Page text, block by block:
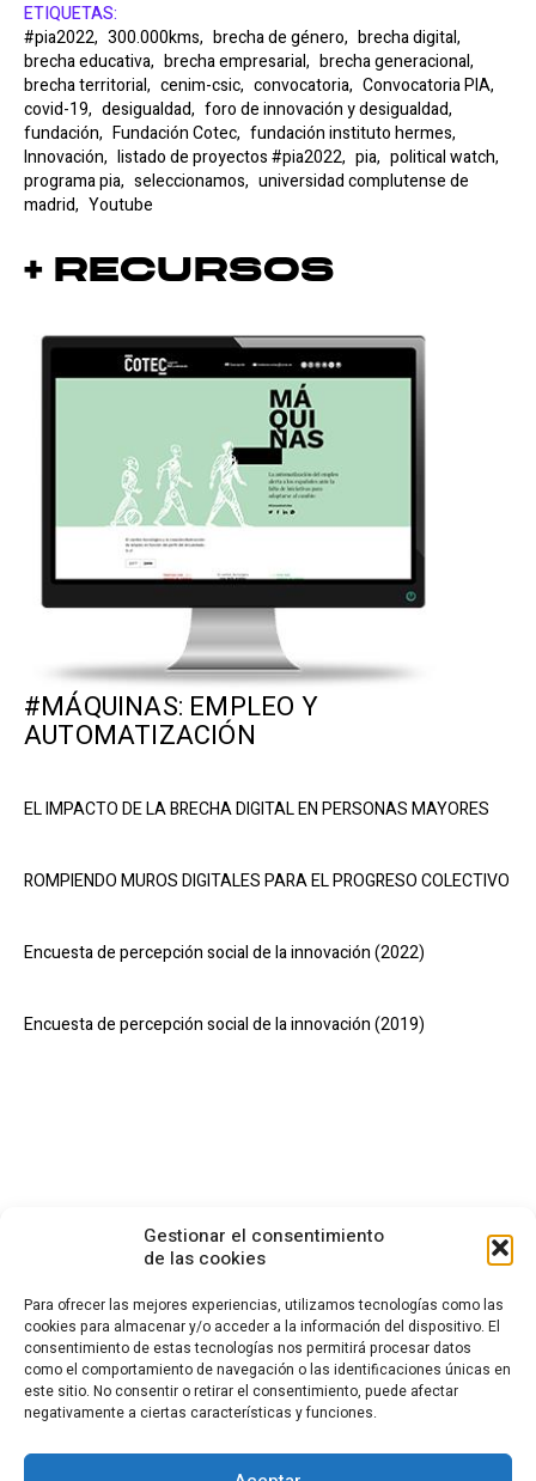
Gestionar el consentimiento
de las cookies
Para ofrecer las mejores experiencias, utilizamos tecnologías como las
cookies para almacenar y/o acceder a la información del dispositivo. El
consentimiento de estas tecnologías nos permitirá procesar datos
como el comportamiento de navegación o las identificaciones únicas en
este sitio. No consentir o retirar el consentimiento, puede afectar
negativamente a ciertas características y funciones.
ETIQUETAS:
#pia2022, 300.000kms, brecha de género, brecha digital,
brecha educativa, brecha empresarial, brecha generacional,
brecha territorial, cenim-csic, convocatoria, Convocatoria PIA,
covid-19, desigualdad, foro de innovación y desigualdad,
fundación, Fundación Cotec, fundación instituto hermes,
Innovación, listado de proyectos #pia2022, pia, political watch,
programa pia, seleccionamos, universidad complutense de
madrid, Youtube
+ Recursos
#MÁQUINAS: EMPLEO Y
AUTOMATIZACIÓN
EL IMPACTO DE LA BRECHA DIGITAL EN PERSONAS MAYORES
ROMPIENDO MUROS DIGITALES PARA EL PROGRESO COLECTIVO
Encuesta de percepción social de la innovación (2022)
Encuesta de percepción social de la innovación (2019)
CONTACTO
Calle Cea Bermúdez, 3
28003 - Madrid. España
fundacion.cotec@cotec.es